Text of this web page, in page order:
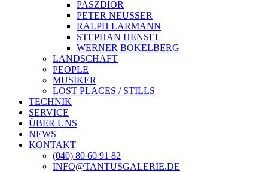
PASZDIOR
PETER NEUSSER
RALPH LARMANN
STEPHAN HENSEL
WERNER BOKELBERG
LANDSCHAFT
PEOPLE
MUSIKER
LOST PLACES / STILLS
TECHNIK
SERVICE
ÜBER UNS
NEWS
KONTAKT
(040) 80 60 91 82
INFO@TANTUSGALERIE.DE